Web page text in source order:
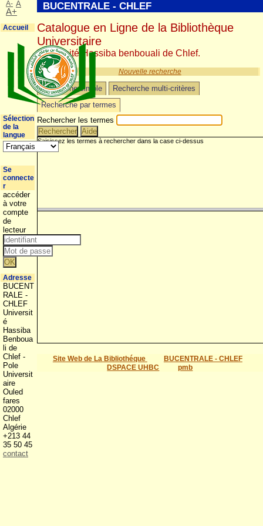
Nouvelle recherche
Recherche simple
Recherche multi-critères
Recherche par termes
Rechercher les termes
Site Web de La Bibliothéque
BUCENTRALE - CHLEF
DSPACE UHBC
pmb
BUCENTRALE - CHLEF
Catalogue en Ligne de la Bibliothèque
Universitaire
Université Hassiba benbouali de Chlef.
A- A
A+
Accueil
Sélection
de la
langue
Se
connecte
r
accéder
à votre
compte
de
lecteur
Adresse
BUCENT
RALE -
CHLEF
Universit
é
Hassiba
Benboua
li de
Chlef -
Pole
Universit
aire
Ouled
fares
02000
Chlef
Algérie
+213 44
35 50 45
contact